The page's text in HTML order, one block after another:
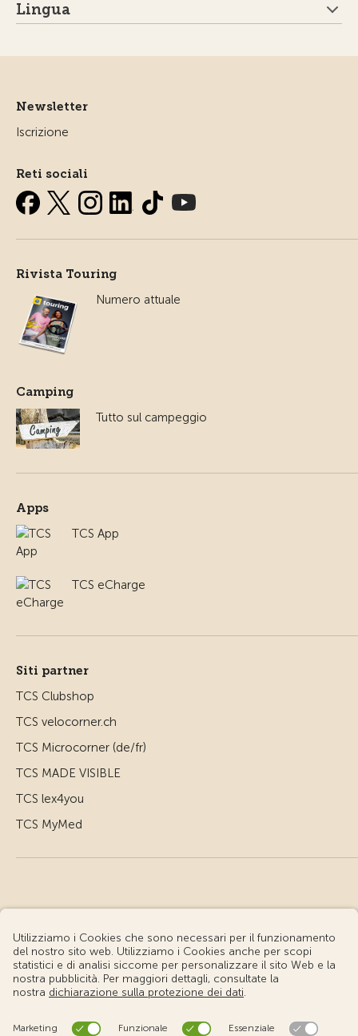
Lingua
Newsletter
Iscrizione
Reti sociali
Rivista Touring
Numero attuale
Camping
Tutto sul campeggio
Apps
TCS App
TCS eCharge
Siti partner
TCS Clubshop
TCS velocorner.ch
TCS Microcorner (de/fr)
TCS MADE VISIBLE
TCS lex4you
TCS MyMed
© Touring Club Svizzero
Condizioni d'uso – Informazioni giuridiche